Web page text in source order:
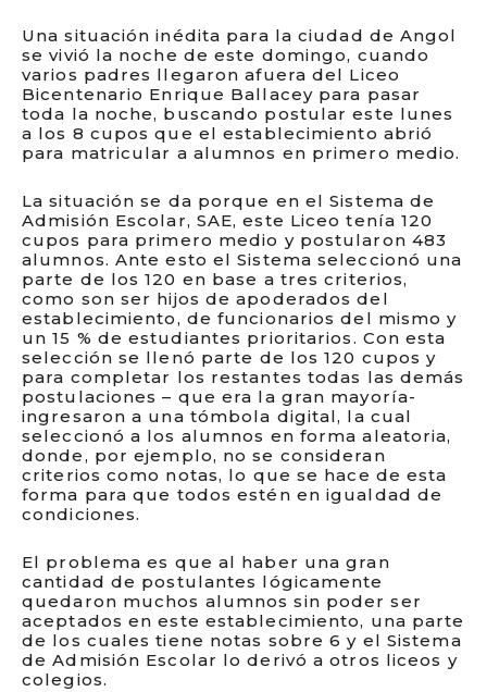
Una situación inédita para la ciudad de Angol
se vivió la noche de este domingo, cuando
varios padres llegaron afuera del Liceo
Bicentenario Enrique Ballacey para pasar
toda la noche, buscando postular este lunes
a los 8 cupos que el establecimiento abrió
para matricular a alumnos en primero medio.
La situación se da porque en el Sistema de
Admisión Escolar, SAE, este Liceo tenía 120
cupos para primero medio y postularon 483
alumnos. Ante esto el Sistema seleccionó una
parte de los 120 en base a tres criterios,
como son ser hijos de apoderados del
establecimiento, de funcionarios del mismo y
un 15 % de estudiantes prioritarios. Con esta
selección se llenó parte de los 120 cupos y
para completar los restantes todas las demás
postulaciones – que era la gran mayoría-
ingresaron a una tómbola digital, la cual
seleccionó a los alumnos en forma aleatoria,
donde, por ejemplo, no se consideran
criterios como notas, lo que se hace de esta
forma para que todos estén en igualdad de
condiciones.
El problema es que al haber una gran
cantidad de postulantes lógicamente
quedaron muchos alumnos sin poder ser
aceptados en este establecimiento, una parte
de los cuales tiene notas sobre 6 y el Sistema
de Admisión Escolar lo derivó a otros liceos y
colegios.